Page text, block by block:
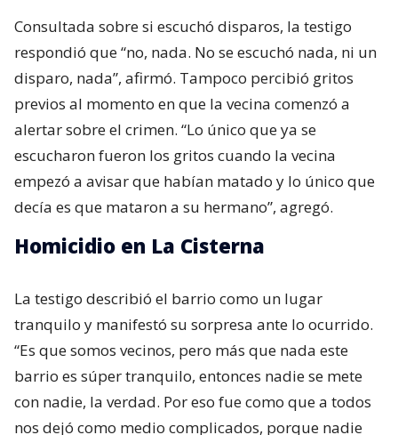
Consultada sobre si escuchó disparos, la testigo
respondió que “no, nada. No se escuchó nada, ni un
disparo, nada”, afirmó. Tampoco percibió gritos
previos al momento en que la vecina comenzó a
alertar sobre el crimen. “Lo único que ya se
escucharon fueron los gritos cuando la vecina
empezó a avisar que habían matado y lo único que
decía es que mataron a su hermano”, agregó.
Homicidio en La Cisterna
La testigo describió el barrio como un lugar
tranquilo y manifestó su sorpresa ante lo ocurrido.
“Es que somos vecinos, pero más que nada este
barrio es súper tranquilo, entonces nadie se mete
con nadie, la verdad. Por eso fue como que a todos
nos dejó como medio complicados, porque nadie